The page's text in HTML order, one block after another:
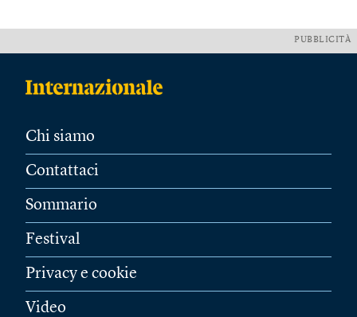
PUBBLICITÀ
Chi siamo
Contattaci
Sommario
Festival
Privacy e cookie
Video